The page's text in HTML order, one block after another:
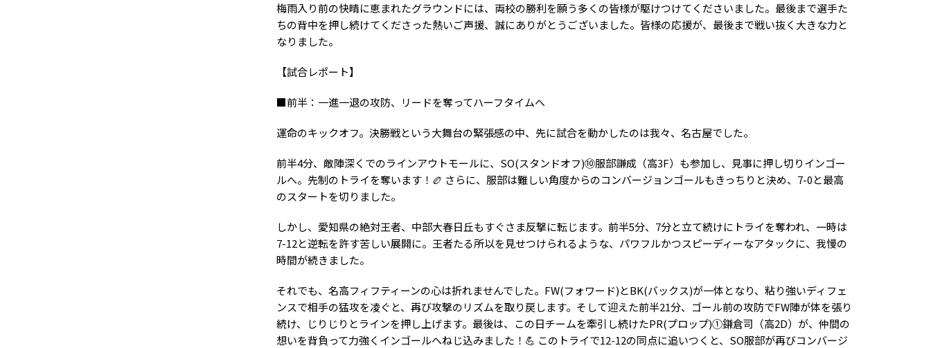
梅雨入り前の快晴に恵まれたグラウンドには、両校の勝利を願う多くの皆様が駆けつけてくださいました。最後まで選手た
ちの背中を押し続けてくださった熱いご声援、誠にありがとうございました。皆様の応援が、最後まで戦い抜く大きな力と
なりました。
【試合レポート】
■前半：一進一退の攻防、リードを奪ってハーフタイムへ
運命のキックオフ。決勝戦という大舞台の緊張感の中、先に試合を動かしたのは我々、名古屋でした。
前半4分、敵陣深くでのラインアウトモールに、SO(スタンドオフ)⑩服部謙成（高3F）も参加し、見事に押し切りインゴー
ルへ。先制のトライを奪います！🏉 さらに、服部は難しい角度からのコンバージョンゴールもきっちりと決め、7-0と最高
のスタートを切りました。
しかし、愛知県の絶対王者、中部大春日丘もすぐさま反撃に転じます。前半5分、7分と立て続けにトライを奪われ、一時は
7-12と逆転を許す苦しい展開に。王者たる所以を見せつけられるような、パワフルかつスピーディーなアタックに、我慢の
時間が続きました。
それでも、名高フィフティーンの心は折れませんでした。FW(フォワード)とBK(バックス)が一体となり、粘り強いディフェ
ンスで相手の猛攻を凌ぐと、再び攻撃のリズムを取り戻します。そして迎えた前半21分、ゴール前の攻防でFW陣が体を張り
続け、じりじりとラインを押し上げます。最後は、この日チームを牽引し続けたPR(プロップ)①鎌倉司（高2D）が、仲間の
想いを背負って力強くインゴールへねじ込みました！💪 このトライで12-12の同点に追いつくと、SO服部が再びコンバージ